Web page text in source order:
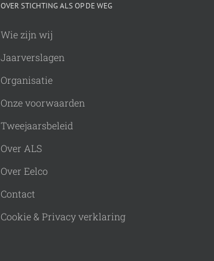
OVER STICHTING ALS OP DE WEG
Wie zijn wij
Jaarverslagen
Organisatie
Onze voorwaarden
Tweejaarsbeleid
Over ALS
Over Eelco
Contact
Cookie & Privacy verklaring